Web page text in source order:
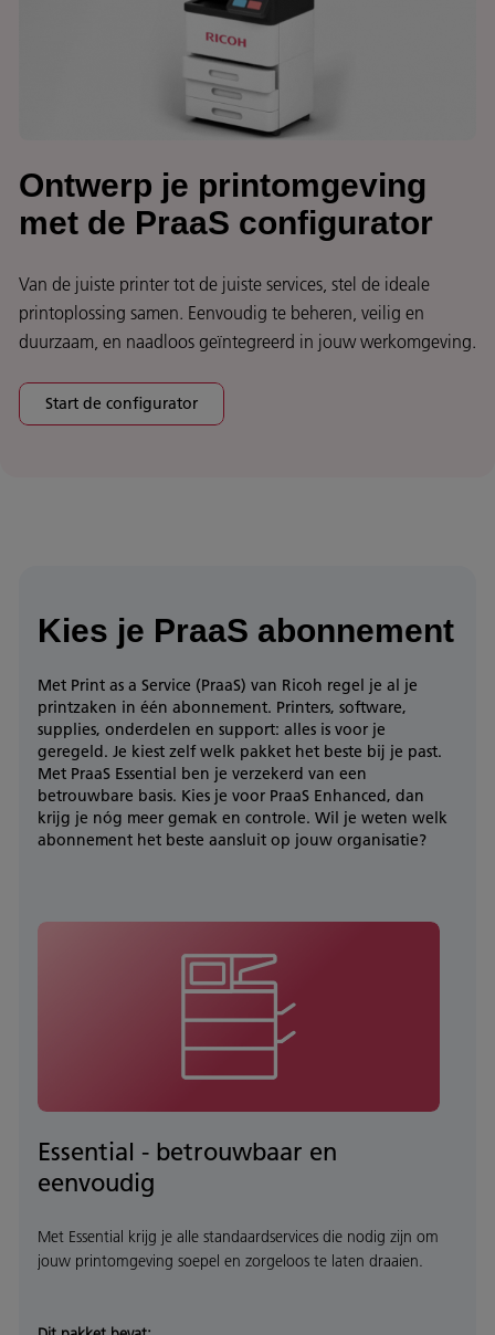
Ontwerp je printomgeving
met de PraaS configurator
Van de juiste printer tot de juiste services, stel de ideale
printoplossing samen. Eenvoudig te beheren, veilig en
duurzaam, en naadloos geïntegreerd in jouw werkomgeving.
Start de configurator
Kies je PraaS abonnement
Met Print as a Service (PraaS) van Ricoh regel je al je
printzaken in één abonnement. Printers, software,
supplies, onderdelen en support: alles is voor je
geregeld. Je kiest zelf welk pakket het beste bij je past.
Met PraaS Essential ben je verzekerd van een
betrouwbare basis. Kies je voor PraaS Enhanced, dan
krijg je nóg meer gemak en controle. Wil je weten welk
abonnement het beste aansluit op jouw organisatie?
Essential - betrouwbaar en
eenvoudig
Met Essential krijg je alle standaardservices die nodig zijn om
jouw printomgeving soepel en zorgeloos te laten draaien.